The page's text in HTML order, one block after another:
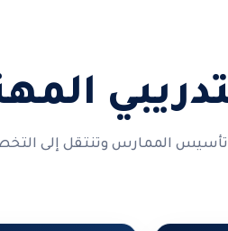
تأسيس الممارس وتنتقل إلى